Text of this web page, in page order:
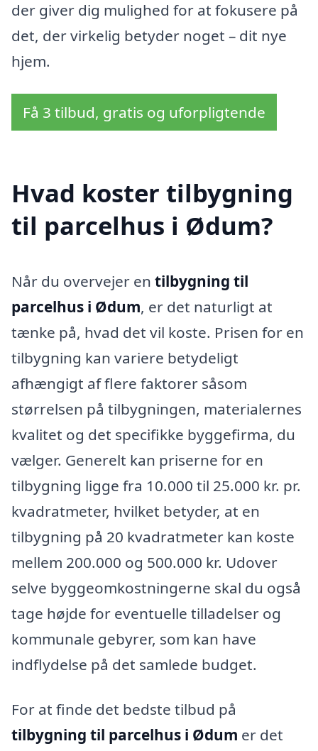
der giver dig mulighed for at fokusere på
det, der virkelig betyder noget – dit nye
hjem.
Få 3 tilbud, gratis og uforpligtende
Hvad koster tilbygning
til parcelhus i Ødum?
Når du overvejer en tilbygning til
parcelhus i Ødum, er det naturligt at
tænke på, hvad det vil koste. Prisen for en
tilbygning kan variere betydeligt
afhængigt af flere faktorer såsom
størrelsen på tilbygningen, materialernes
kvalitet og det specifikke byggefirma, du
vælger. Generelt kan priserne for en
tilbygning ligge fra 10.000 til 25.000 kr. pr.
kvadratmeter, hvilket betyder, at en
tilbygning på 20 kvadratmeter kan koste
mellem 200.000 og 500.000 kr. Udover
selve byggeomkostningerne skal du også
tage højde for eventuelle tilladelser og
kommunale gebyrer, som kan have
indflydelse på det samlede budget.
For at finde det bedste tilbud på
tilbygning til parcelhus i Ødum er det